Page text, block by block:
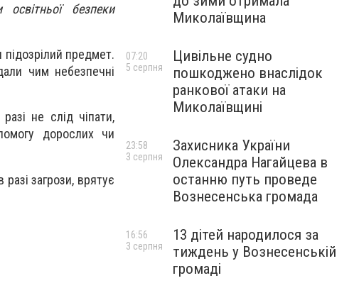
безпеки
предмет.
чим небезпечні
не слід чіпати,
дорослих чи
загрози, врятує
Миколаївщина
Цивільне судно
пошкоджено внаслідок
ранкової атаки на
Миколаївщині
07:20
5 серпня
Захисника України
Олександра Нагайцева в
останню путь проведе
Вознесенська громада
23:58
3 серпня
13 дітей народилося за
тиждень у Вознесенській
громаді
16:56
3 серпня